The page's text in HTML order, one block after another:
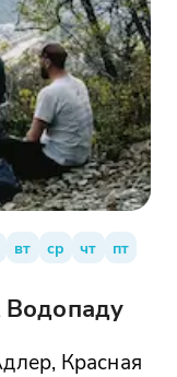
вт ср чт
пт
Красная